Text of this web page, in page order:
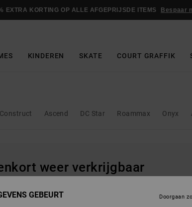
EXTRA KORTING OP ALLE AFGEPRIJSDE ITEMS Bespaar
KINDEREN SKATE COURT GRAFFIK
Construct Ascend DC Star Roammax Onyx
weer verkrijgbaar
GEBEURT Doorgaan